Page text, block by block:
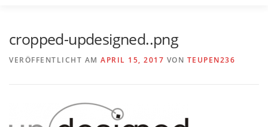
cropped-updesigned..png
VERÖFFENTLICHT AM APRIL 15, 2017 VON TEUPEN236